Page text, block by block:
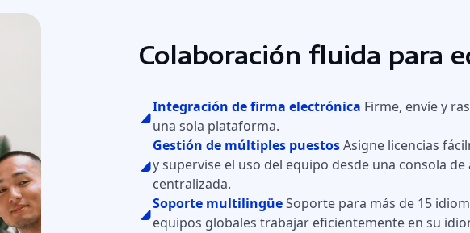
Colaboración fluida para
Integración de firma electrónica Firme, envíe y
una sola plataforma.
Gestión de múltiples puestosAsigne licencias
y supervise el uso del equipo desde una consola
centralizada.
Soporte multilingüeSoporte para más de 15
equipos globales trabajar eficientemente en su